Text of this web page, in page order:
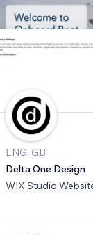
ENG, GB
Delta One Design
WIX Studio